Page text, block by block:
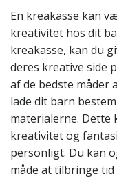
En kreakasse kan
kreativitet hos dit
kreakasse, kan du
deres kreative side
af de bedste måder
lade dit barn
materialerne. Dette
kreativitet og
personligt. Du kan
måde at tilbringe